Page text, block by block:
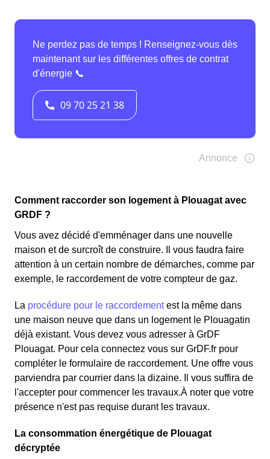
Comment raccorder son logement à Plouagat avec
GRDF ?
Vous avez décidé d'emménager dans une nouvelle
maison et de surcroît de construire. Il vous faudra faire
attention à un certain nombre de démarches, comme par
exemple, le raccordement de votre compteur de gaz.
La procédure pour le raccordementest la même dans
une maison neuve que dans un logement le Plouagatin
déjà existant. Vous devez vous adresser à GrDF
Plouagat. Pour cela connectez vous sur GrDF.fr pour
compléter le formulaire de raccordement. Une offre vous
parviendra par courrier dans la dizaine. Il vous suffira de
l'accepter pour commencer les travaux.À noter que votre
présence n'est pas requise durant les travaux.
La consommation énergétique de Plouagat
décryptée